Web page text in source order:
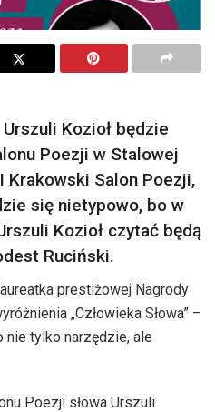
Kozioł będzie
Poezji w Stalowej
Krakowski Salon Poezji,
się nietypowo, bo w
Kozioł czytać będą
Ruciński.
prestiżowej Nagrody
„Człowieka Słowa” –
nie tylko narzędzie, ale
Poezji słowa Urszuli